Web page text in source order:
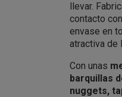
llevar.
contacto
envase en
atractiva de
Con unas
barquillas
nuggets,